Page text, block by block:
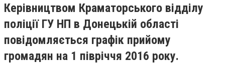
Керівництвом Краматорського відділу
поліції ГУ НП в Донецькій області
повідомляється графік прийому
громадян на 1 півріччя 2016 року.